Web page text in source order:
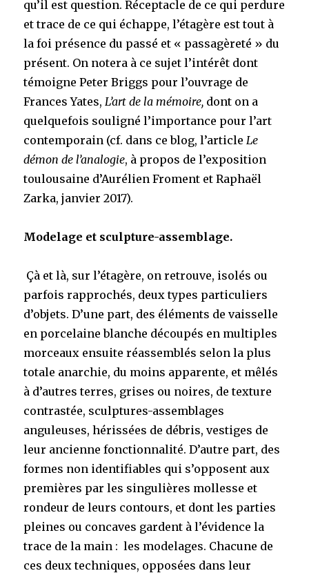
qu’il est question. Réceptacle de ce qui perdure
et trace de ce qui échappe, l’étagère est tout à
la foi présence du passé et « passagèreté » du
présent. On notera à ce sujet l’intérêt dont
témoigne Peter Briggs pour l’ouvrage de
Frances Yates, L’art de la mémoire, dont on a
quelquefois souligné l’importance pour l’art
contemporain (cf. dans ce blog, l’article Le
démon de l’analogie, à propos de l’exposition
toulousaine d’Aurélien Froment et Raphaël
Zarka, janvier 2017).
Modelage et sculpture-assemblage.
Çà et là, sur l’étagère, on retrouve, isolés ou
parfois rapprochés, deux types particuliers
d’objets. D’une part, des éléments de vaisselle
en porcelaine blanche découpés en multiples
morceaux ensuite réassemblés selon la plus
totale anarchie, du moins apparente, et mêlés
à d’autres terres, grises ou noires, de texture
contrastée, sculptures-assemblages
anguleuses, hérissées de débris, vestiges de
leur ancienne fonctionnalité. D’autre part, des
formes non identifiables qui s’opposent aux
premières par les singulières mollesse et
rondeur de leurs contours, et dont les parties
pleines ou concaves gardent à l’évidence la
trace de la main : les modelages. Chacune de
ces deux techniques, opposées dans leur